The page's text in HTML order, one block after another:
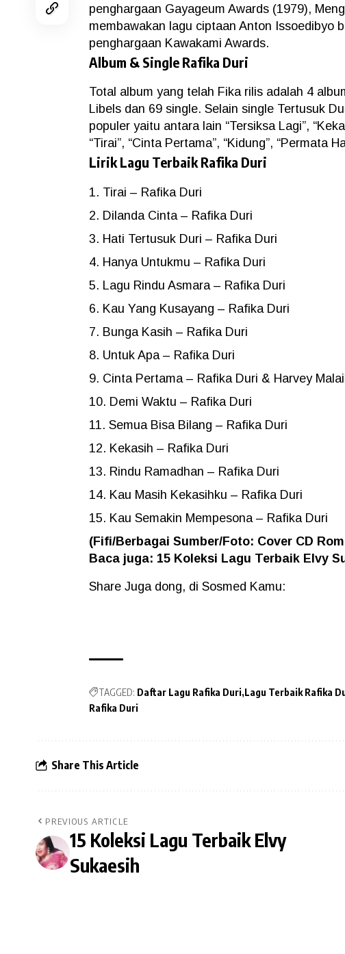
penghargaan Gayageum Awards (1979),
membawakan lagu ciptaan Anton Issoedibyo
penghargaan Kawakami Awards.
Album & Single Rafika Duri
Total album yang telah Fika rilis adalah 4
Libels dan 69 single. Selain single Tertusuk
populer yaitu antara lain “Tersiksa Lagi”,
“Tirai”, “Cinta Pertama”, “Kidung”, “Permata
Lirik Lagu Terbaik Rafika Duri
Tirai – Rafika Duri
Dilanda Cinta – Rafika Duri
Hati Tertusuk Duri – Rafika Duri
Hanya Untukmu – Rafika Duri
Lagu Rindu Asmara – Rafika Duri
Kau Yang Kusayang – Rafika Duri
Bunga Kasih – Rafika Duri
Untuk Apa – Rafika Duri
Cinta Pertama – Rafika Duri & Harvey
Demi Waktu – Rafika Duri
Semua Bisa Bilang – Rafika Duri
Kekasih – Rafika Duri
Rindu Ramadhan – Rafika Duri
Kau Masih Kekasihku – Rafika Duri
Kau Semakin Mempesona – Rafika Duri
(Fifi/Berbagai Sumber/Foto: Cover CD
Baca juga: 15 Koleksi Lagu Terbaik Elvy
Share Juga dong, di Sosmed Kamu:
TAGGED: Daftar Lagu Rafika Duri Lagu Terbaik Rafika
Rafika Duri
Share This Article
PREVIOUS ARTICLE
15 Koleksi Lagu Terbaik Elvy
Sukaesih